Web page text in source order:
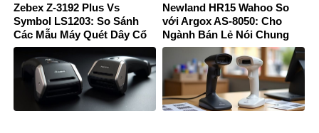
Zebex Z-3192 Plus Vs
Symbol LS1203: So Sánh
Các Mẫu Máy Quét Dây Cổ
Điển
Newland HR15 Wahoo So
với Argox AS-8050: Cho
Ngành Bán Lẻ Nói Chung